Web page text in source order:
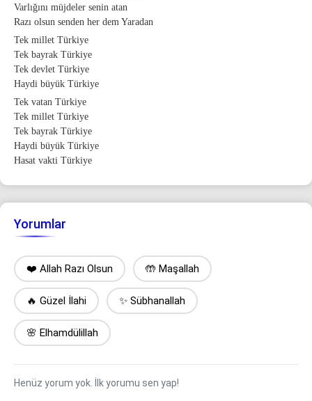
Varlığını müjdeler senin atan
Razı olsun senden her dem Yaradan
Tek millet Türkiye
Tek bayrak Türkiye
Tek devlet Türkiye
Haydi büyük Türkiye
Tek vatan Türkiye
Tek millet Türkiye
Tek bayrak Türkiye
Haydi büyük Türkiye
Hasat vakti Türkiye
Yorumlar
❤️ Allah Razı Olsun 🤲 Maşallah
🔥 Güzel İlahi ✨ Sübhanallah
🌸 Elhamdülillah
Henüz yorum yok. İlk yorumu sen yap!